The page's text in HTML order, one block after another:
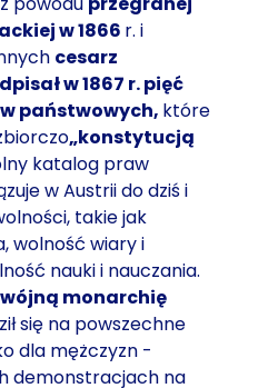
w 1866 r. i
cesarz
w 1867 r. pięć
państwowych, które
„konstytucją
katalog praw
w Austrii do dziś i
takie jak
wolność wiary i
nauki i nauczania.
monarchię
się na powszechne
dla mężczyzn -
demonstracjach na